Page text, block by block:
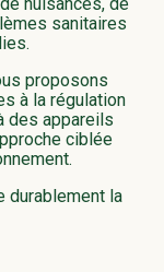
sanitaires
proposons
à la régulation
des appareils
ciblée
durablement la